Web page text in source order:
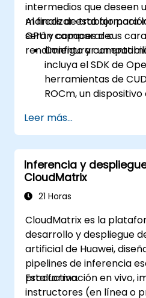
intermedios que deseen
marcos de trabajo para
GPU y comparar sus
rendimiento y
Al finalizar esta
serán capaces de:
Configurar un
incluya el SDK de
herramientas de
ROCm, un
Code.
Crear un programa
realice una suma de
OpenCL, CUDA y
sintaxis, la estructura
cada marco.
información del
liberar memoria del
datos entre el host y
kernels y sincronizar
Utilizar los lenguajes
Leer más...
Inferencia y
CloudMatrix
21 Horas
CloudMatrix es la
desarrollo y despliegue
artificial de Huawei,
pipelines de inferencia
productivo.
Esta formación en vivo,
instructores (en línea o